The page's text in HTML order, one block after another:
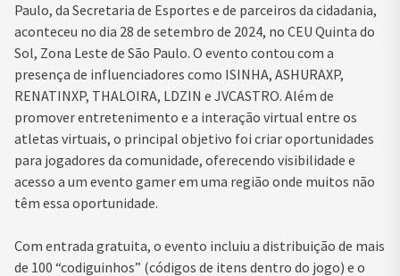
Paulo, da Secretaria de Esportes e de parceiros da cidadania,
aconteceu no dia 28 de setembro de 2024, no CEU Quinta do
Sol, Zona Leste de São Paulo. O evento contou com a
presença de influenciadores como ISINHA, ASHURAXP,
RENATINXP, THALOIRA, LDZIN e JVCASTRO. Além de
promover entretenimento e a interação virtual entre os
atletas virtuais, o principal objetivo foi criar oportunidades
para jogadores da comunidade, oferecendo visibilidade e
acesso a um evento gamer em uma região onde muitos não
têm essa oportunidade.
Com entrada gratuita, o evento incluiu a distribuição de mais
de 100 “codiguinhos” (códigos de itens dentro do jogo) e o